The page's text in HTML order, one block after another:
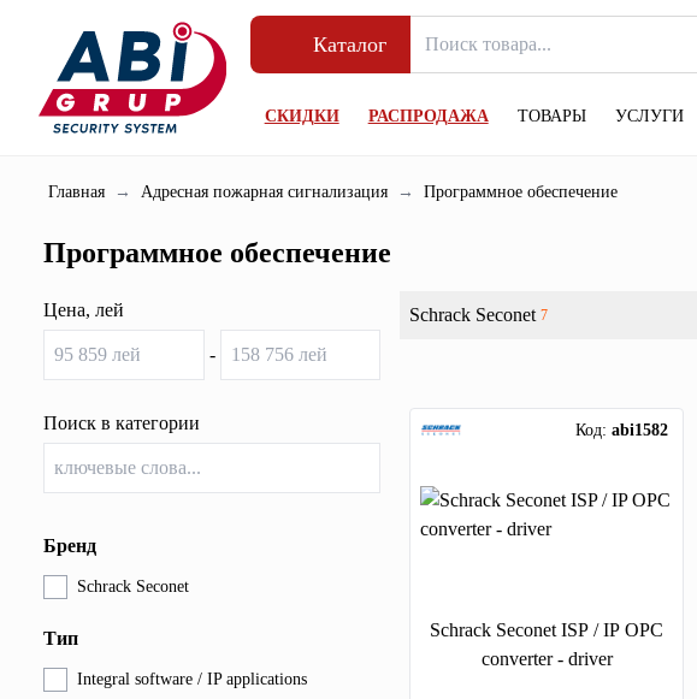
Каталог
СКИДКИ РАСПРОДАЖА ТОВАРЫ УСЛУГИ
Главная → Адресная пожарная сигнализация → Программное обеспечение
Программное обеспечение
Schrack Seconet 7
Код: abi1582
Schrack Seconet ISP / IP OPC
converter - driver
Цена, лей
-
Поиск в категории
Бренд
Schrack Seconet
Тип
Integral software / IP applications